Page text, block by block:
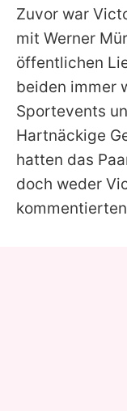
Zuvor war
mit Werner
öffentlichen
beiden immer
Sportevents
Hartnäckige
hatten das
doch weder